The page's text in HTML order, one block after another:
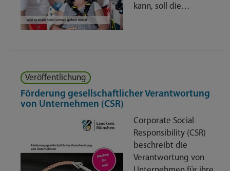
kann, soll die…
Veröffentlichung
Förderung gesellschaftlicher Verantwortung
von Unternehmen (CSR)
Corporate Social
Responsibility (CSR)
beschreibt die
Verantwortung von